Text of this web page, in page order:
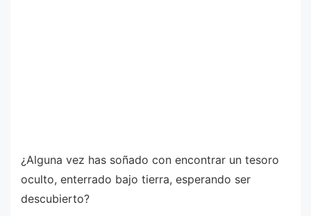
¿Alguna vez has soñado con encontrar un tesoro
oculto, enterrado bajo tierra, esperando ser
descubierto?